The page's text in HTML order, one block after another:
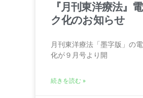
『月刊東洋療法』
ク化のお知らせ
月刊東洋療法「墨字版」の
化が９月号より開
続きを読む »